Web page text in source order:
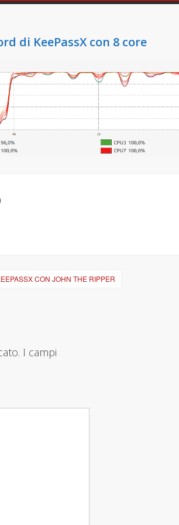
di KeePassX con 8 core
CON JOHN THE RIPPER
I campi